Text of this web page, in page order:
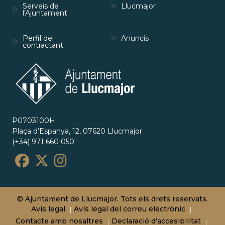
Serveis de
l'Ajuntament
Llucmajor
Perfil del
contractant
Anuncis
P0703100H
Plaça d’Espanya, 12, 07620 Llucmajor
(+34) 971 660 050
© Ajuntament de Llucmajor. Tots els drets reservats.
Avís legal
Avís legal del correu electrònic
Contacte amb nosaltres
Declaració d'accesibilitat